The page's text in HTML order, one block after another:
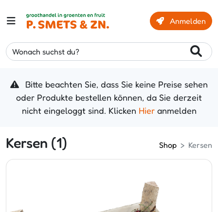
Anmelden
Wonach suchst du?
Bitte beachten Sie, dass Sie keine Preise sehen
oder Produkte bestellen können, da Sie derzeit
nicht eingeloggt sind. Klicken Hieranmelden
Kersen (1) Shop Kersen